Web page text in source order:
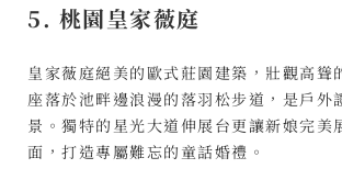
5. 桃園皇家薇庭
皇家薇庭絕美的歐式莊園建築，壯觀高聳
座落於池畔邊浪漫的落羽松步道，是戶外
景。獨特的星光大道伸展台更讓新娘完美
面，打造專屬難忘的童話婚禮。